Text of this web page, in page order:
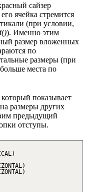
сайзер
ячейка стремится
(при условии,
). Именно этим
размер вложенных
по
размеры (при
места по
показывает
размеры других
предыдущий
отступы.
)
)
)